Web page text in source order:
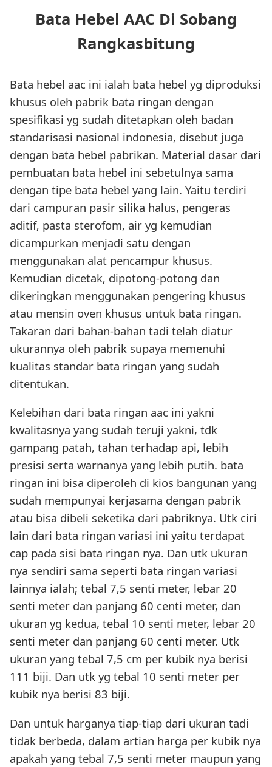
Bata Hebel AAC Di Sobang
Rangkasbitung
Bata hebel aac ini ialah bata hebel yg diproduksi
khusus oleh pabrik bata ringan dengan
spesifikasi yg sudah ditetapkan oleh badan
standarisasi nasional indonesia, disebut juga
dengan bata hebel pabrikan. Material dasar dari
pembuatan bata hebel ini sebetulnya sama
dengan tipe bata hebel yang lain. Yaitu terdiri
dari campuran pasir silika halus, pengeras
aditif, pasta sterofom, air yg kemudian
dicampurkan menjadi satu dengan
menggunakan alat pencampur khusus.
Kemudian dicetak, dipotong-potong dan
dikeringkan menggunakan pengering khusus
atau mensin oven khusus untuk bata ringan.
Takaran dari bahan-bahan tadi telah diatur
ukurannya oleh pabrik supaya memenuhi
kualitas standar bata ringan yang sudah
ditentukan.
Kelebihan dari bata ringan aac ini yakni
kwalitasnya yang sudah teruji yakni, tdk
gampang patah, tahan terhadap api, lebih
presisi serta warnanya yang lebih putih. bata
ringan ini bisa diperoleh di kios bangunan yang
sudah mempunyai kerjasama dengan pabrik
atau bisa dibeli seketika dari pabriknya. Utk ciri
lain dari bata ringan variasi ini yaitu terdapat
cap pada sisi bata ringan nya. Dan utk ukuran
nya sendiri sama seperti bata ringan variasi
lainnya ialah; tebal 7,5 senti meter, lebar 20
senti meter dan panjang 60 centi meter, dan
ukuran yg kedua, tebal 10 senti meter, lebar 20
senti meter dan panjang 60 centi meter. Utk
ukuran yang tebal 7,5 cm per kubik nya berisi
111 biji. Dan utk yg tebal 10 senti meter per
kubik nya berisi 83 biji.
Dan untuk harganya tiap-tiap dari ukuran tadi
tidak berbeda, dalam artian harga per kubik nya
apakah yang tebal 7,5 senti meter maupun yang